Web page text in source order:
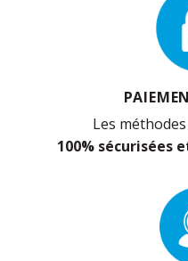
Les
100% sécurisées